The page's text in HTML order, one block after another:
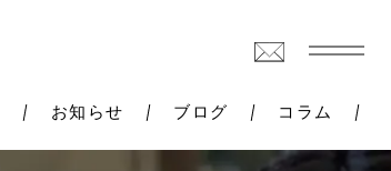
お知らせ ブログ コラム